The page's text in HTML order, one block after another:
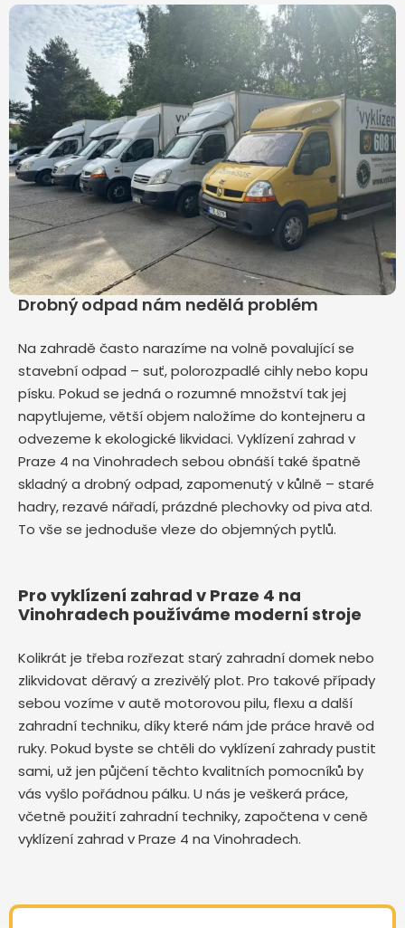
Drobný odpad nám nedělá problém
Na zahradě často narazíme na volně povalující se
stavební odpad – suť, polorozpadlé cihly nebo kopu
písku. Pokud se jedná o rozumné množství tak jej
napytlujeme, větší objem naložíme do kontejneru a
odvezeme k ekologické likvidaci. Vyklízení zahrad v
Praze 4 na Vinohradech sebou obnáší také špatně
skladný a drobný odpad, zapomenutý v kůlně – staré
hadry, rezavé nářadí, prázdné plechovky od piva atd.
To vše se jednoduše vleze do objemných pytlů.
Pro vyklízení zahrad v Praze 4 na
Vinohradech používáme moderní stroje
Kolikrát je třeba rozřezat starý zahradní domek nebo
zlikvidovat děravý a zrezivělý plot. Pro takové případy
sebou vozíme v autě motorovou pilu, flexu a další
zahradní techniku, díky které nám jde práce hravě od
ruky. Pokud byste se chtěli do vyklízení zahrady pustit
sami, už jen půjčení těchto kvalitních pomocníků by
vás vyšlo pořádnou pálku. U nás je veškerá práce,
včetně použití zahradní techniky, započtena v ceně
vyklízení zahrad v Praze 4 na Vinohradech.